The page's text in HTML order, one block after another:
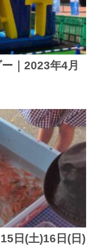
｜2023年4月
日(土)16日(日)